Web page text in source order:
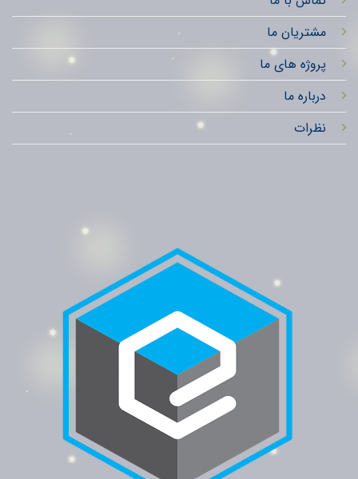
مشتریان ما
پروژه های ما
درباره ما
نظرات